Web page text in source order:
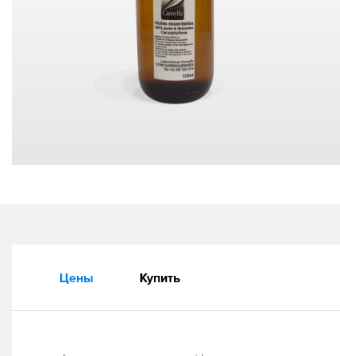
Цены Купить